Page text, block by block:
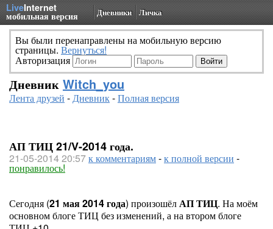
LiveInternet
мобильная версия Дневники Личка
Вы были перенаправлены на мобильную версию
страницы. Вернуться!
Авторизация
Дневник Witch_you
Лента друзей -Дневник-Полная версия
АП ТИЦ 21/V-2014 года.
21-05-2014 20:57к комментариям-к полной версии -
понравилось!
Сегодня (21 мая 2014 года) произошёлАП ТИЦ. На моём
основном блоге ТИЦ без изменений, а на втором блоге